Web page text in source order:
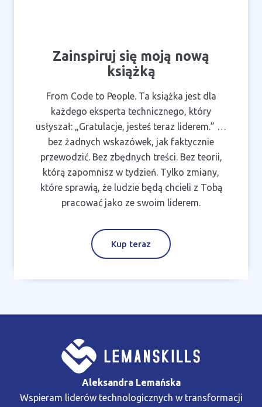
Zainspiruj się moją nową
książką
From Code to People. Ta książka jest dla
każdego eksperta technicznego, który
usłyszał: „Gratulacje, jesteś teraz liderem.” …
bez żadnych wskazówek, jak faktycznie
przewodzić. Bez zbędnych treści. Bez teorii,
którą zapomnisz w tydzień. Tylko zmiany,
które sprawią, że ludzie będą chcieli z Tobą
pracować jako ze swoim liderem.
Kup teraz
Aleksandra Lemańska
Wspieram liderów technologicznych w transformacji